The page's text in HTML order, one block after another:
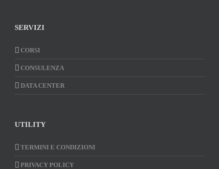
SERVIZI
CORSI
CONSULENZA
DATA CENTER
UTILITY
TERMINI E CONDIZIONI
PRIVACY POLICY